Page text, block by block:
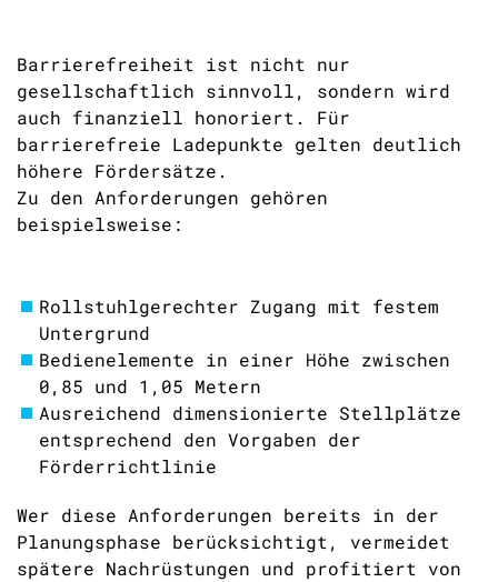
Barrierefreiheit ist nicht nur
gesellschaftlich sinnvoll, sondern wird
auch finanziell honoriert. Für
barrierefreie Ladepunkte gelten deutlich
höhere Fördersätze.
Zu den Anforderungen gehören
beispielsweise:
Rollstuhlgerechter Zugang mit festem
Untergrund
Bedienelemente in einer Höhe zwischen
0,85 und 1,05 Metern
Ausreichend dimensionierte Stellplätze
entsprechend den Vorgaben der
Förderrichtlinie
Wer diese Anforderungen bereits in der
Planungsphase berücksichtigt, vermeidet
spätere Nachrüstungen und profitiert von